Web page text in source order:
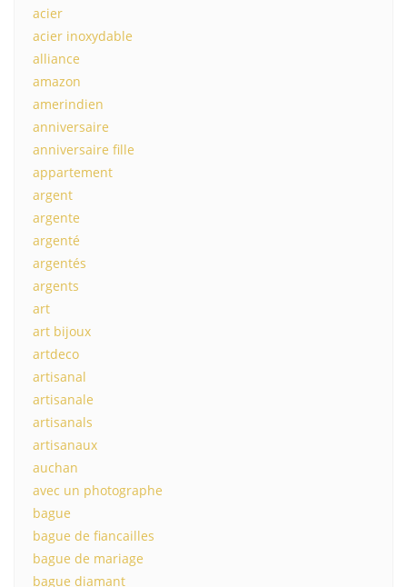
acier
acier inoxydable
alliance
amazon
amerindien
anniversaire
anniversaire fille
appartement
argent
argente
argenté
argentés
argents
art
art bijoux
artdeco
artisanal
artisanale
artisanals
artisanaux
auchan
avec un photographe
bague
bague de fiancailles
bague de mariage
bague diamant